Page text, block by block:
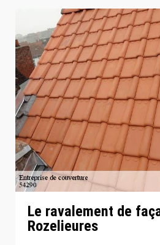
Le ravalement de
Rozelieures